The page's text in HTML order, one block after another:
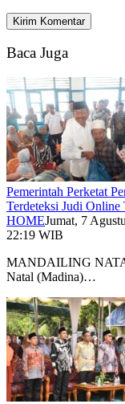
Baca Juga
Pemerintah Perketat
Terdeteksi Judi Online
HOMEJumat, 7
22:19 WIB
MANDAILING
Natal (Madina)…